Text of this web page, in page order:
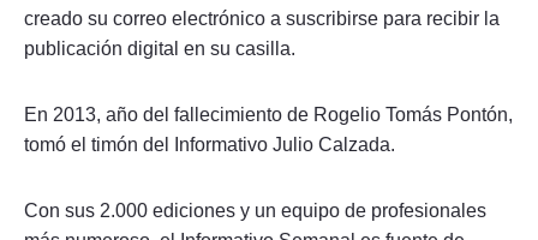
creado su correo electrónico a suscribirse para recibir la
publicación digital en su casilla.
En 2013, año del fallecimiento de Rogelio Tomás Pontón,
tomó el timón del Informativo Julio Calzada.
Con sus 2.000 ediciones y un equipo de profesionales